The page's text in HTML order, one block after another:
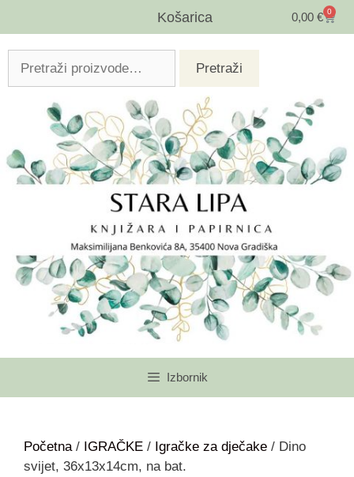
Košarica 0,00 € 0
Pretraži
Izbornik
Početna/ IGRAČKE / Igračke za dječake / Dino
svijet, 36x13x14cm, na bat.